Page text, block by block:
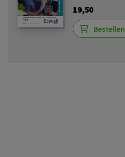
19,50
Bestellen